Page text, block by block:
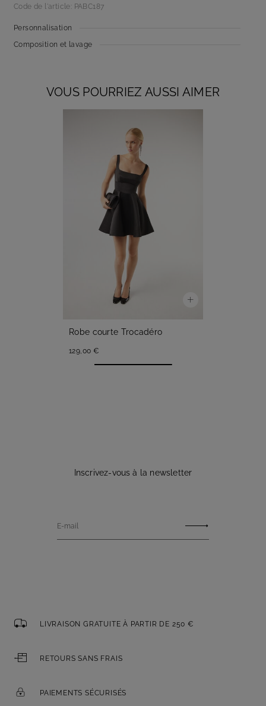
Code de l'article: PABC187
Personnalisation
Composition et lavage
VOUS POURRIEZ AUSSI AIMER
Robe courte Trocadéro
129,00 €
Inscrivez-vous à la newsletter
E-mail
LIVRAISON GRATUITE À PARTIR DE 250 €
RETOURS SANS FRAIS
PAIEMENTS SÉCURISÉS